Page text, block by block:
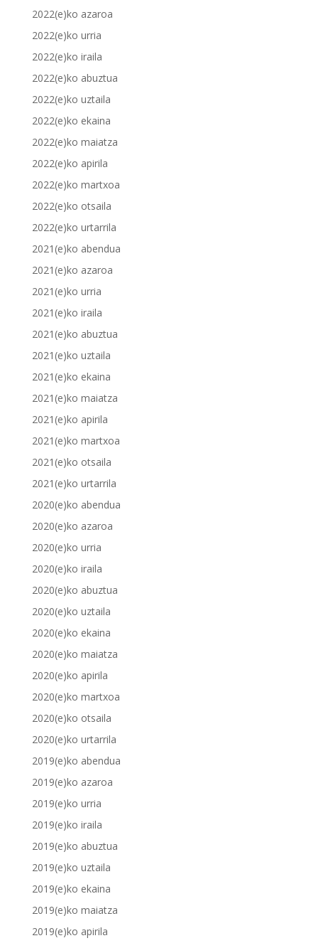
2022(e)ko azaroa
2022(e)ko urria
2022(e)ko iraila
2022(e)ko abuztua
2022(e)ko uztaila
2022(e)ko ekaina
2022(e)ko maiatza
2022(e)ko apirila
2022(e)ko martxoa
2022(e)ko otsaila
2022(e)ko urtarrila
2021(e)ko abendua
2021(e)ko azaroa
2021(e)ko urria
2021(e)ko iraila
2021(e)ko abuztua
2021(e)ko uztaila
2021(e)ko ekaina
2021(e)ko maiatza
2021(e)ko apirila
2021(e)ko martxoa
2021(e)ko otsaila
2021(e)ko urtarrila
2020(e)ko abendua
2020(e)ko azaroa
2020(e)ko urria
2020(e)ko iraila
2020(e)ko abuztua
2020(e)ko uztaila
2020(e)ko ekaina
2020(e)ko maiatza
2020(e)ko apirila
2020(e)ko martxoa
2020(e)ko otsaila
2020(e)ko urtarrila
2019(e)ko abendua
2019(e)ko azaroa
2019(e)ko urria
2019(e)ko iraila
2019(e)ko abuztua
2019(e)ko uztaila
2019(e)ko ekaina
2019(e)ko maiatza
2019(e)ko apirila